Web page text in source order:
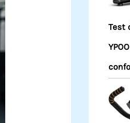
Test